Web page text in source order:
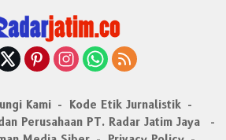
Kami
Kode Etik Jurnalistik
Perusahaan PT. Radar Jatim Jaya